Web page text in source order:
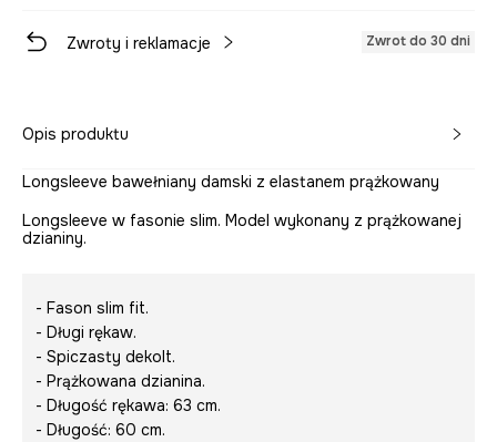
Zwroty i reklamacje Zwrot do 30 dni
Opis produktu
Longsleeve bawełniany damski z elastanem prążkowany
Longsleeve w fasonie slim. Model wykonany z prążkowanej
dzianiny.
- Fason slim fit.
- Długi rękaw.
- Spiczasty dekolt.
- Prążkowana dzianina.
- Długość rękawa: 63 cm.
- Długość: 60 cm.